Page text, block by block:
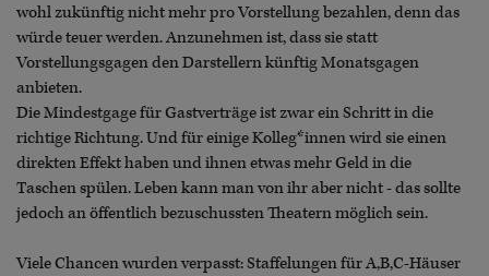
wohl zukünftig nicht mehr pro Vorstellung bezahlen, denn das
würde teuer werden. Anzunehmen ist, dass sie statt
Vorstellungsgagen den Darstellern künftig Monatsgagen
anbieten.
Die Mindestgage für Gastverträge ist zwar ein Schritt in die
richtige Richtung. Und für einige Kolleg*innen wird sie einen
direkten Effekt haben und ihnen etwas mehr Geld in die
Taschen spülen. Leben kann man von ihr aber nicht - das sollte
jedoch an öffentlich bezuschussten Theatern möglich sein.
Viele Chancen wurden verpasst: Staffelungen für A,B,C-Häuser